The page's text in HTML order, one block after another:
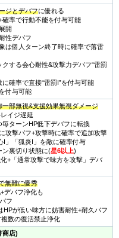
ジとデバフに優れる
確率で行動不能を付与可能
開
性デバフ
は個人ターン終了時に確率で落雷
する会心耐性&攻撃力デバフ“雷罰
確率で直接“雷罰I”を付与可能
付与可能
一部無視&支援効果無視ダメージ
イジ遅延
毎ターンHP低下デバフに転換
攻撃バフ+攻撃時に確率で追加攻撃
I」「狐炎I」を敵に確率付与
ン裏切り状態に(星6以上)
+「通常攻撃で味方を攻撃」デバ
無難に優秀
デバフ浄化も
フ
HPが低い味方に妨害耐性+耐久バフ
複数の復活禁止浄化
商店)